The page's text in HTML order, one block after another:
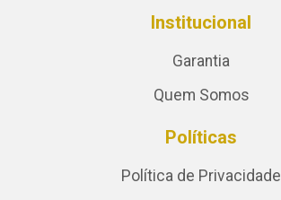
Institucional
Garantia
Quem Somos
Políticas
Política de Privacidade